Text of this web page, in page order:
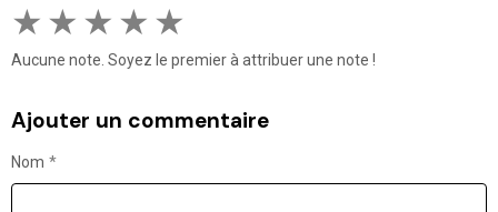
★ ★ ★ ★ ★
Aucune note. Soyez le premier à attribuer une note !
Ajouter un commentaire
Nom